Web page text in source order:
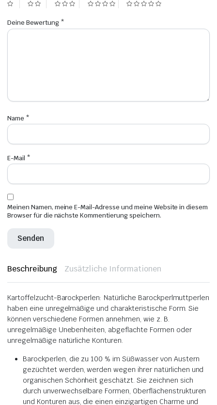
Deine Bewertung *
Name *
E-Mail *
Meinen Namen, meine E-Mail-Adresse und meine Website in diesem
Browser für die nächste Kommentierung speichern.
Beschreibung Zusätzliche Informationen
Kartoffelzucht-Barockperlen: Natürliche Barockperlmuttperlen
haben eine unregelmäßige und charakteristische Form. Sie
können verschiedene Formen annehmen, wie z. B.
unregelmäßige Unebenheiten, abgeflachte Formen oder
unregelmäßige natürliche Konturen.
Barockperlen, die zu 100 % im Süßwasser von Austern
gezüchtet werden, werden wegen ihrer natürlichen und
organischen Schönheit geschätzt. Sie zeichnen sich
durch unverwechselbare Formen, Oberflächenstrukturen
und Konturen aus, die einen einzigartigen Charme und